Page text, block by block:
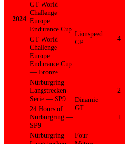
2024
GT World
Challenge
Europe
Endurance Cup
Lionspeed
GP
4
GT World
Challenge
Europe
Endurance Cup
— Bronze
Nürburgring
Langstrecken-
Serie — SP9
Dinamic
GT
2
24 Hours of
Nürburgring —
SP9
1
Nürburgring
Four